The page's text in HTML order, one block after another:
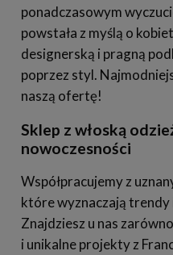
ponadczasowym
powstała z myślą o
designerską i pragną
poprzez styl.
naszą ofertę!
Sklep z włoską
nowoczesności
Współpracujemy z
które wyznaczają trendy
Znajdziesz u nas
i unikalne projekty z